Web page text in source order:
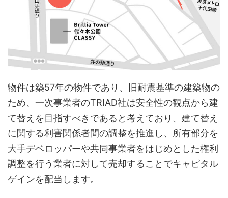
物件は築57年の物件であり、旧耐震基準の建築物の
ため、一次事業者のTRIAD社は安全性の観点から建
て替えを目指すべきであると考えており、建て替え
に関する利害関係者間の調整を推進し、所有部分を
大手デベロッパーや共同事業者をはじめとした権利
調整を行う業者に対して売却することでキャピタル
ゲインを配当します。